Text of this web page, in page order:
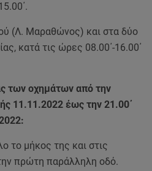
(Λ. Μαραθώνος) και στα δύο
κατά τις ώρες 08.00΄-16.00΄
των οχημάτων από την
11.11.2022 έως την 21.00΄
το μήκος της και στις
πρώτη παράλληλη οδό.